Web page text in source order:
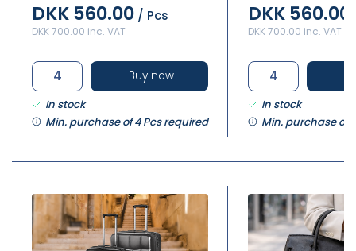
DKK 560.00 / Pcs
DKK 700.00 inc. VAT
Buy now
In stock
Min. purchase of 4 Pcs required
DKK 560.00
DKK 700.00 inc. VAT
In stock
Min. purchase of